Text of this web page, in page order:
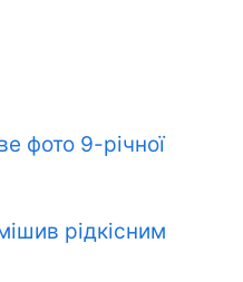
фото 9-річної
рідкісним